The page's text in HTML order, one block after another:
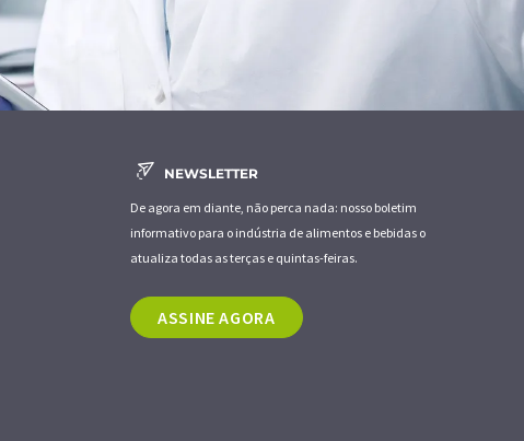
NEWSLETTER
De agora em diante, não perca nada: nosso boletim
informativo para o indústria de alimentos e bebidas o
atualiza todas as terças e quintas-feiras.
ASSINE AGORA